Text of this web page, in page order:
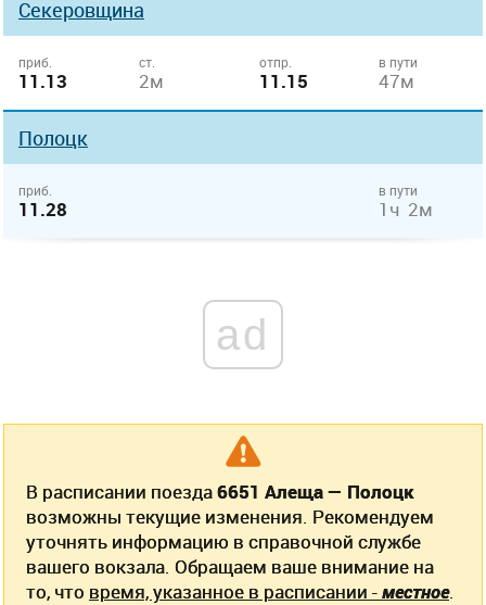
Секеровщина
приб.
11.13
ст.
2м
отпр.
11.15
в пути
47м
Полоцк
приб.
11.28
в пути
1ч 2м
ad
В расписании поезда6651 Алеща — Полоцк
возможны текущие изменения. Рекомендуем
уточнять информацию в справочной службе
вашего вокзала. Обращаем ваше внимание на
то, что время, указанное в расписании -местное.